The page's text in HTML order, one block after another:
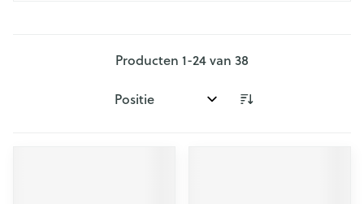
Producten 1-24van 38
Sorteer op: